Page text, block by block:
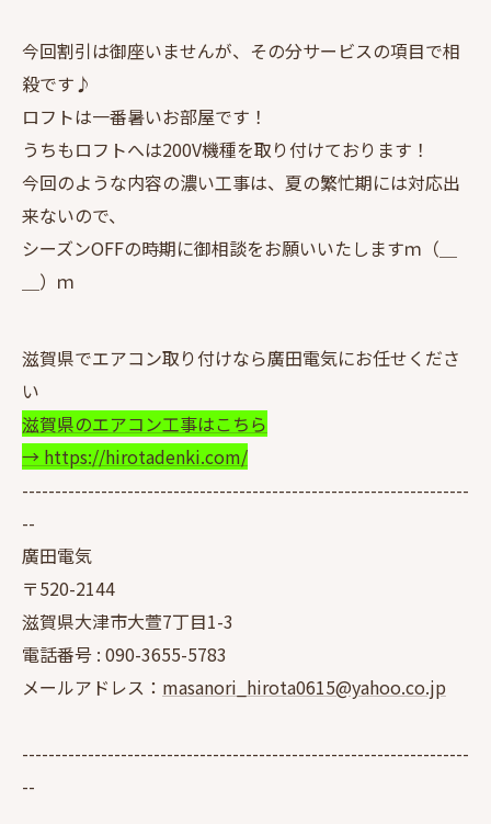
今回割引は御座いませんが、その分サービスの項目で相
殺です♪
ロフトは一番暑いお部屋です！
うちもロフトへは200V機種を取り付けております！
今回のような内容の濃い工事は、夏の繁忙期には対応出
来ないので、
シーズンOFFの時期に御相談をお願いいたしますｍ（＿
＿）ｍ
滋賀県でエアコン取り付けなら廣田電気にお任せくださ
い
滋賀県のエアコン工事はこちら
→ https://hirotadenki.com/
--------------------------------------------------------------------
--
廣田電気
〒520-2144
滋賀県大津市大萱7丁目1-3
電話番号 : 090-3655-5783
メールアドレス： masanori_hirota0615@yahoo.co.jp
--------------------------------------------------------------------
--